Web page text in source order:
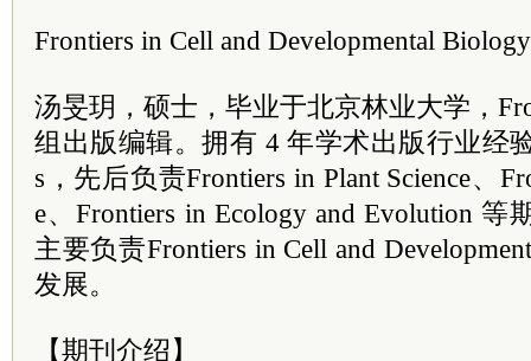
Frontiers in Cell and Developmental Biology
汤旻玥，硕士，毕业于北京林业大学，
组出版编辑。拥有 4 年学术出版行业经
s，先后负责Frontiers in Plant Science、
e、Frontiers in Ecology and Evolution
主要负责Frontiers in Cell and
发展。
【期刊介绍】